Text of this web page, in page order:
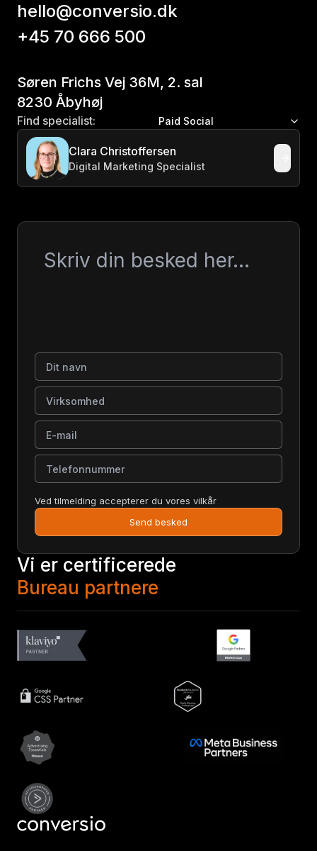
hello@conversio.dk
+45 70 666 500
Søren Frichs Vej 36M, 2. sal
8230 Åbyhøj
Find specialist: Paid Social
Clara Christoffersen
Digital Marketing Specialist
Dit navn
Virksomhed
E-mail
Telefonnummer
Ved tilmelding accepterer du vores vilkår
Send besked
Vi er certificerede
Bureau partnere